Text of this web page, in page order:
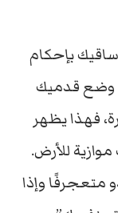
بإحكام
وضع قدميك
فهذا يظهر
للأرض.
متعجرفًا وإذا